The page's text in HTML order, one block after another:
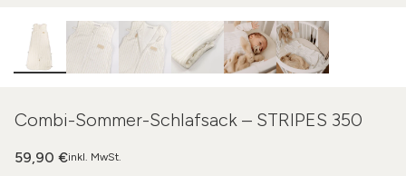
Combi-Sommer-Schlafsack – STRIPES 350
inkl. MwSt.
59,90 €